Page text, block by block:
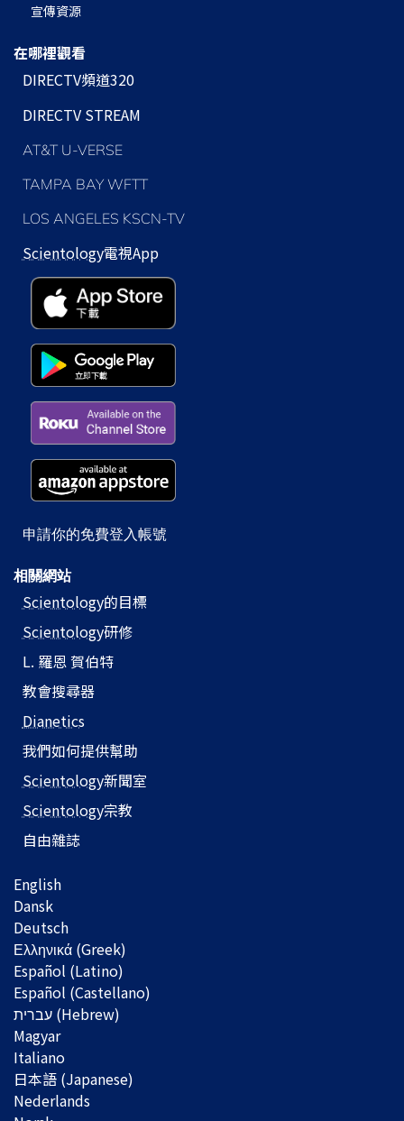
宣傳資源
在哪裡觀看
DIRECTV頻道320
DIRECTV STREAM
AT&T U-VERSE
TAMPA BAY WFTT
LOS ANGELES KSCN-TV
Scientology電視App
申請你的免費登入帳號
相關網站
Scientology的目標
Scientology研修
L. 羅恩 賀伯特
教會搜尋器
Dianetics
我們如何提供幫助
Scientology新聞室
Scientology宗教
自由雜誌
English
Dansk
Deutsch
Ελληνικά (Greek)
Español (Latino)
Español (Castellano)
Magyar
Italiano
日本語 (Japanese)
Nederlands